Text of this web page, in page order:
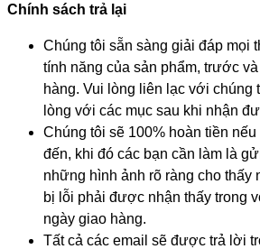
Chính sách trả lại
Chúng tôi sẵn sàng giải đáp mọi
tính năng của sản phẩm, trước
hàng. Vui lòng liên lạc với chúng
lòng với các mục sau khi nhận
Chúng tôi sẽ 100% hoàn tiền
đến, khi đó các bạn cần làm là
những hình ảnh rõ ràng cho thấy
bị lỗi phải được nhận thấy trong
ngày giao hàng.
Tất cả các email sẽ được trả lời